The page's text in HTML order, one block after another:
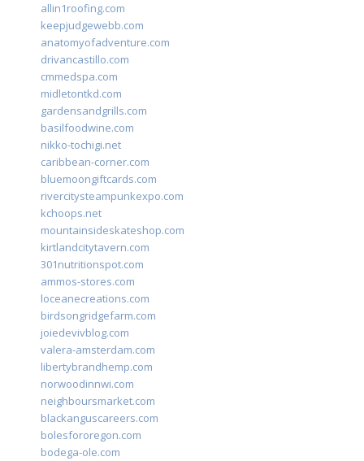
allin1roofing.com
keepjudgewebb.com
anatomyofadventure.com
drivancastillo.com
cmmedspa.com
midletontkd.com
gardensandgrills.com
basilfoodwine.com
nikko-tochigi.net
caribbean-corner.com
bluemoongiftcards.com
rivercitysteampunkexpo.com
kchoops.net
mountainsideskateshop.com
kirtlandcitytavern.com
301nutritionspot.com
ammos-stores.com
loceanecreations.com
birdsongridgefarm.com
joiedevivblog.com
valera-amsterdam.com
libertybrandhemp.com
norwoodinnwi.com
neighboursmarket.com
blackanguscareers.com
bolesfororegon.com
bodega-ole.com